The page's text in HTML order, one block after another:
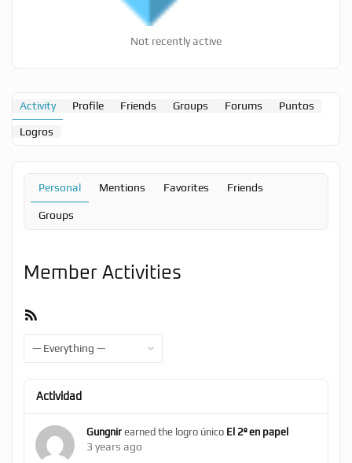
Not recently active
Activity Profile Friends Groups Forums Puntos
Logros
Personal Mentions Favorites Friends
Groups
Member Activities
Actividad
Gungnir earned the logro único El 2º en papel
3 years ago